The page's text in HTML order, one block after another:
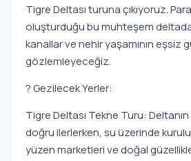
Tigre Deltası turuna çıkıyoruz.
oluşturduğu bu muhteşem
kanallar ve nehir yaşamının eşsiz
gözlemleyeceğiz.
? Gezilecek Yerler:
Tigre Deltası Tekne Turu:
doğru ilerlerken, su üzerinde
yüzen marketleri ve doğal